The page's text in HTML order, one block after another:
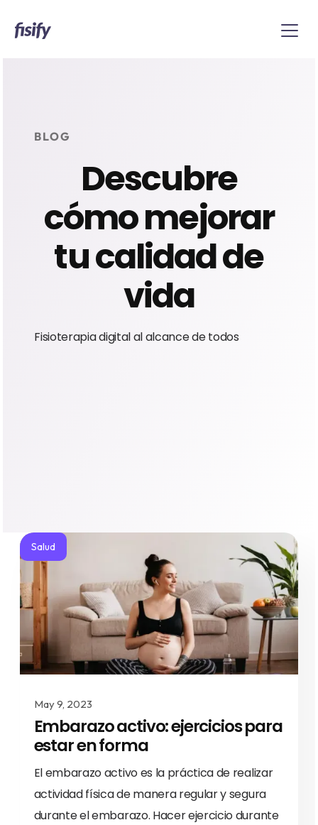
BLOG
Descubre
cómo mejorar
tu calidad de
vida
Fisioterapia digital al alcance de todos
Salud
May 9, 2023
Embarazo activo: ejercicios para
estar en forma
El embarazo activo es la práctica de realizar
actividad física de manera regular y segura
durante el embarazo. Hacer ejercicio durante